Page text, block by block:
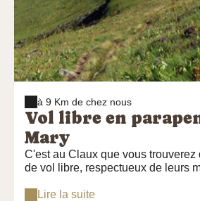
à 9 Km de chez nous
Vol libre en
Mary
C'est au Claux que vous trouverez
de vol libre, respectueux de leurs
du Puy Mary. Les moniteurs
Lire la suite